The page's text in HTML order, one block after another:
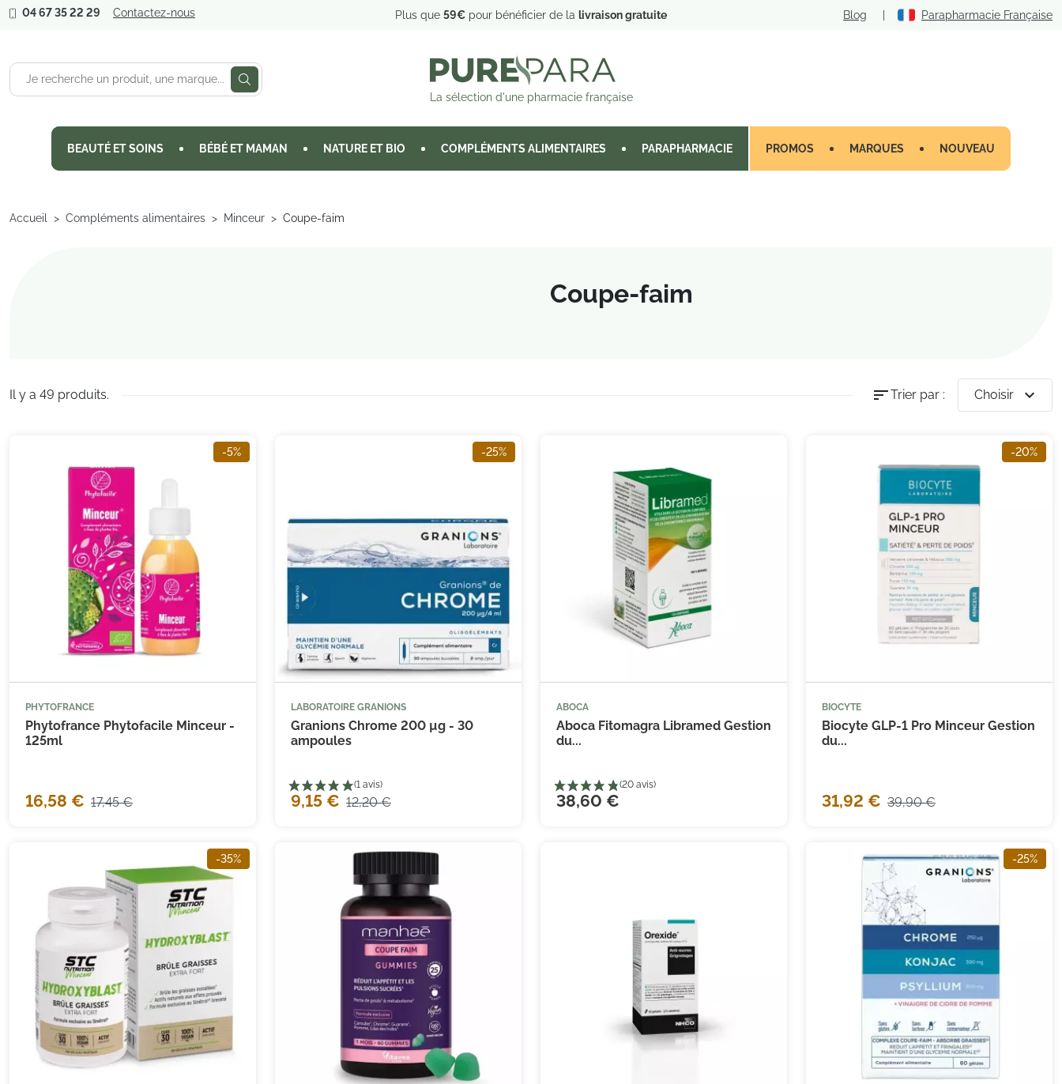
04 67 35 22 29 Contactez-nous Plus que 59€ pour bénéficier de la livraison gratuite Blog | Parapharmacie Française
La sélection d'une pharmacie française
BEAUTÉ ET SOINS BÉBÉ ET MAMAN NATURE ET BIO COMPLÉMENTS ALIMENTAIRES PARAPHARMACIE PROMOS MARQUES NOUVEAU
Accueil Compléments alimentaires Minceur Coupe-faim
Coupe-faim
Il y a 49 produits. sortTrier par : Choisir expand_more
-5%
PHYTOFRANCE
Phytofrance Phytofacile Minceur -
125ml
16,58 € 17,45 €
-25%
LABORATOIRE GRANIONS
Granions Chrome 200 µg - 30
ampoules
9,15 € 12,20 €
ABOCA
Aboca Fitomagra Libramed Gestion
du...
(20 avis)
38,60 €
-20%

BIOCYTE
Biocyte GLP-1 Pro Minceur Gestion
du...
31,92 € 39,90 €
-35% -25%